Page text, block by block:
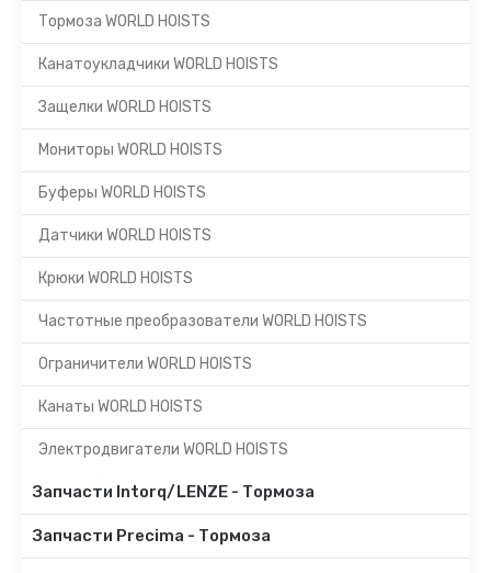
Тормоза WORLD HOISTS
Канатоукладчики WORLD HOISTS
Защелки WORLD HOISTS
Мониторы WORLD HOISTS
Буферы WORLD HOISTS
Датчики WORLD HOISTS
Крюки WORLD HOISTS
Частотные преобразователи WORLD HOISTS
Ограничители WORLD HOISTS
Канаты WORLD HOISTS
Электродвигатели WORLD HOISTS
Запчасти Intorq/LENZE - Тормоза
Запчасти Precima - Тормоза